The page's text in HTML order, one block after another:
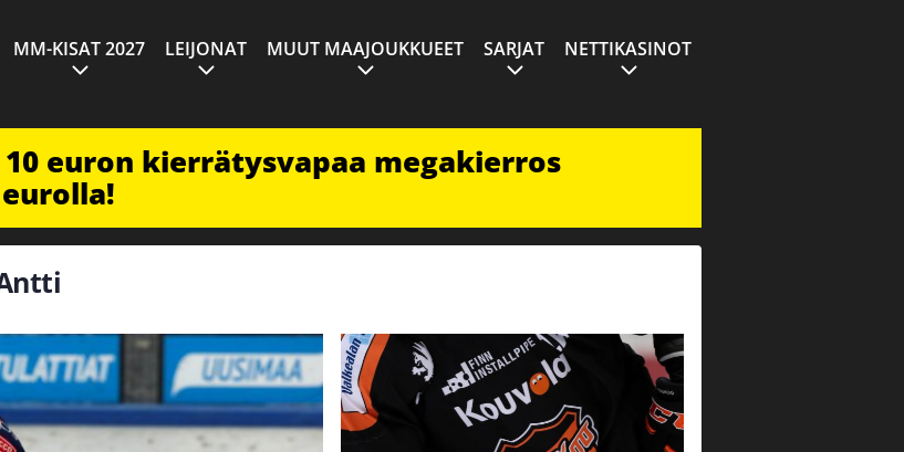
MM-KISAT 2027 LEIJONAT MUUT MAAJOUKKUEET SARJAT NETTIKASINOT
euron kierrätysvapaa megakierros